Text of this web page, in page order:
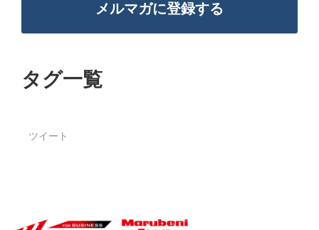
メルマガに登録する
タグ一覧
ツイート